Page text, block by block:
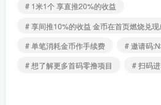
# 1米1个 享直推20%的收益
# 享间推10%的收益 金币在首页燃烧兑
# 单笔消耗金币作手续费
# 邀请码
# 想了解更多首码零撸项目
# 扫码